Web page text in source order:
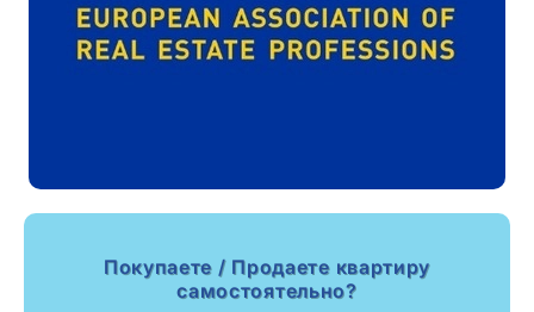
Покупаете / Продаете квартиру
самостоятельно?